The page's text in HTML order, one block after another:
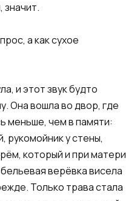
а как сухое
и этот звук будто
Она вошла во двор, где
меньше, чем в памяти:
рукомойник у стены,
который и при матери
верёвка висела
Только трава стала